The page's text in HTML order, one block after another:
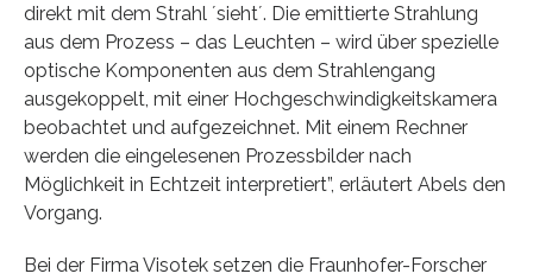
direkt mit dem Strahl ´sieht´. Die emittierte Strahlung
aus dem Prozess – das Leuchten – wird über spezielle
optische Komponenten aus dem Strahlengang
ausgekoppelt, mit einer Hochgeschwindigkeitskamera
beobachtet und aufgezeichnet. Mit einem Rechner
werden die eingelesenen Prozessbilder nach
Möglichkeit in Echtzeit interpretiert”, erläutert Abels den
Vorgang.
Bei der Firma Visotek setzen die Fraunhofer-Forscher